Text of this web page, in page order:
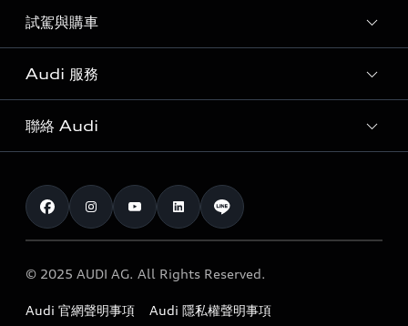
所有車款
客製化您的 Audi
Audi 純電生活圈
奧迪嚴選中古車
試駕與購車
購車方案
最新優惠
預約試駕 | 多元安心賞車
Audi 經銷商服務據點
Audi 服務
Audi 原廠配件與精品
myAudi TW app
定期保養
保固
召回案件查詢
聯絡 Audi
訂閱電子報
與我聯繫
© 2025 AUDI AG. All Rights Reserved.
Audi 官網聲明事項 Audi 隱私權聲明事項